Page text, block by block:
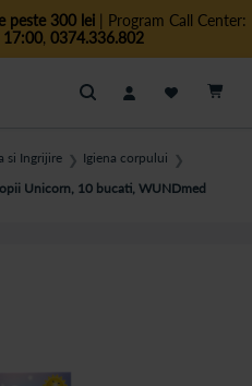
peste 300 lei| Program Call Center:
17:00, 0374.336.802
Cautare
si Ingrijire ❯ Igiena corpului ❯
Unicorn, 10 bucati, WUNDmed